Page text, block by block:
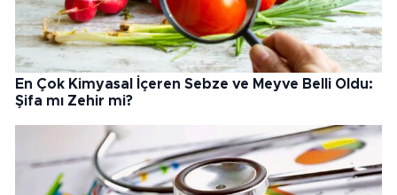
En Çok Kimyasal İçeren Sebze ve Meyve Belli Oldu:
Şifa mı Zehir mi?